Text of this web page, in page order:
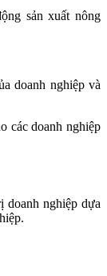
sản xuất nông
doanh nghiệp và
các doanh nghiệp
doanh nghiệp dựa